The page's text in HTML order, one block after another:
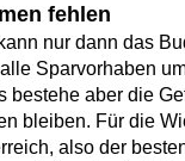
fehlen
nur dann das
Sparvorhaben
bestehe aber die
bleiben. Für die
also der